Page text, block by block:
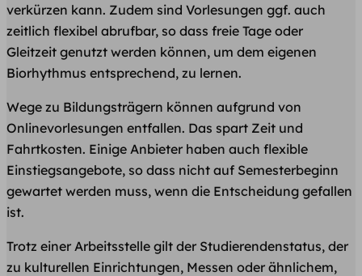
verkürzen kann. Zudem sind Vorlesungen ggf. auch
zeitlich flexibel abrufbar, so dass freie Tage oder
Gleitzeit genutzt werden können, um dem eigenen
Biorhythmus entsprechend, zu lernen.
Wege zu Bildungsträgern können aufgrund von
Onlinevorlesungen entfallen. Das spart Zeit und
Fahrtkosten. Einige Anbieter haben auch flexible
Einstiegsangebote, so dass nicht auf Semesterbeginn
gewartet werden muss, wenn die Entscheidung gefallen
ist.
Trotz einer Arbeitsstelle gilt der Studierendenstatus, der
zu kulturellen Einrichtungen, Messen oder ähnlichem,